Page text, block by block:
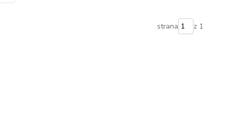
strana z 1